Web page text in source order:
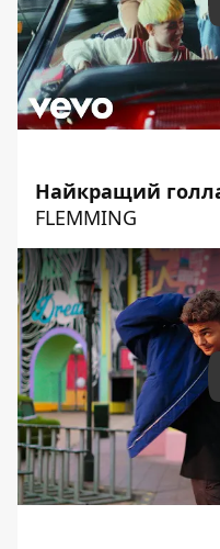
Найкращий
FLEMMING